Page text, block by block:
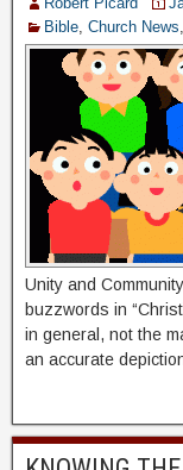
Bible Church News
Unity and
buzzwords in
in general, not the
an accurate